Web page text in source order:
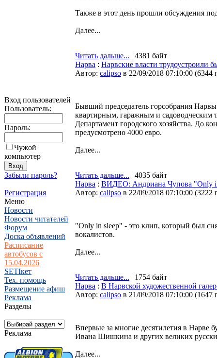
Вход пользователей
Пользователь:
Пароль:
Чужой
компьютер
Забыли пароль?
Регистрация
Меню
Новости
Новости читателей
Форум
Доска объявлений
Расписание
автобусов с
15.04.2026
SETIкет
Тех. помощь
Размещение афиш
Реклама
Разделы
Реклама
Также в этот день прошли обсуждения
Далее...
Читать дальше... | 4381 байт
Нарва : Нарвские власти трудоустроили
Автор: calipso в 22/09/2018 07:10:00 (6344
Бывший председатель горсобрания
квартирным, гаражным и садоводческим
Департамент городского хозяйства. До
предусмотрено 4000 евро.
Далее...
Читать дальше... | 4035 байт
Нарва : ВИДЕО: Андриана Чупова "Only
Автор: calipso в 22/09/2018 07:10:00 (3222
"Only in sleep" - это клип, который был
вокалистов.
Далее...
Читать дальше... | 1754 байт
Нарва : В Нарвской художественной
Автор: calipso в 21/09/2018 07:10:00 (1647
Впервые за многие десятилетия в Нарве
Ивана Шишкина и других великих
Далее...